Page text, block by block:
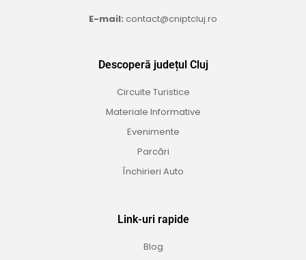
E-mail: contact@cniptcluj.ro
Descoperă județul Cluj
Circuite Turistice
Materiale Informative
Evenimente
Parcări
Închirieri Auto
Link-uri rapide
Blog